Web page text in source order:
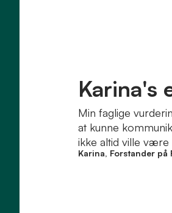
Karina's
Min faglige
at kunne
ikke altid ville
Karina, Forstander på